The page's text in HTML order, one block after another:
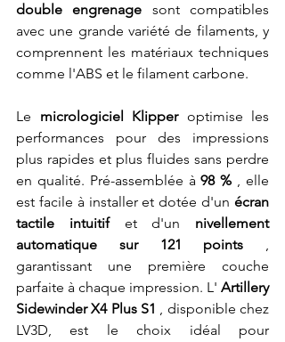
double engrenage sont compatibles
avec une grande variété de filaments, y
comprennent les matériaux techniques
comme l'ABS et le filament carbone.
Le micrologiciel Klipper optimise les
performances pour des impressions
plus rapides et plus fluides sans perdre
en qualité. Pré-assemblée à 98 % , elle
est facile à installer et dotée d'un écran
tactile intuitif et d'un nivellement
automatique sur 121 points ,
garantissant une première couche
parfaite à chaque impression. L' Artillery
Sidewinder X4 Plus S1 , disponible chez
LV3D, est le choix idéal pour